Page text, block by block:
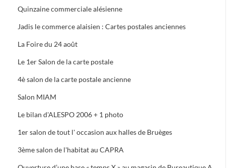
Quinzaine commerciale alésienne
Jadis le commerce alaisien : Cartes postales anciennes
La Foire du 24 août
Le 1er Salon de la carte postale
4è salon de la carte postale ancienne
Salon MIAM
Le bilan d'ALESPO 2006 + 1 photo
1er salon de tout l' occasion aux halles de Bruèges
3ème salon de l'habitat au CAPRA